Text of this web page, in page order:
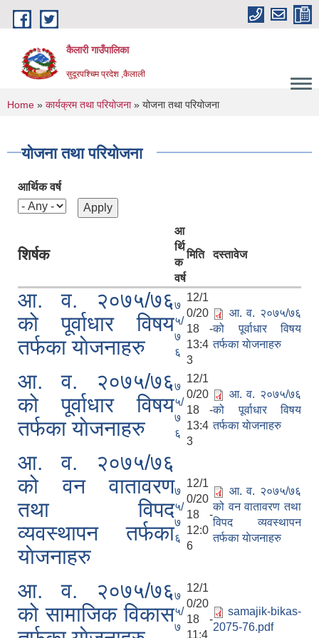
Skip to main content
कैलारी गाउँपालिका
सुदूरपश्चिम प्रदेश ,कैलाली
You are here
Home » कार्यक्रम तथा परियोजना» योजना तथा परियोजना
योजना तथा परियोजना
आर्थिक वर्ष
शिर्षक
आ
र्थि
क
वर्ष
मिति दस्तावेज
आ. व. २०७५/७६
को पूर्वाधार विषय
तर्फका याेजनाहरु
७
५/
७
६
12/1
0/20
18 -
13:4
3
आ. व. २०७५/७६
को पूर्वाधार विषय
तर्फका याेजनाहरु
आ. व. २०७५/७६
को पूर्वाधार विषय
तर्फका याेजनाहरु
७
५/
७
६
12/1
0/20
18 -
13:4
3
आ. व. २०७५/७६
को पूर्वाधार विषय
तर्फका याेजनाहरु
आ. व. २०७५/७६
को वन वातावरण
तथा विपद
व्यवस्थापन तर्फका
याेजनाहरु
७
५/
७
६
12/1
0/20
18 -
12:0
6
आ. व. २०७५/७६
को वन वातावरण तथा
विपद व्यवस्थापन
तर्फका याेजनाहरु
आ. व. २०७५/७६
को सामाजिक विकास
७
५/
७
12/1
0/20
18 -
11:4
samajik-bikas-
2075-76.pdf